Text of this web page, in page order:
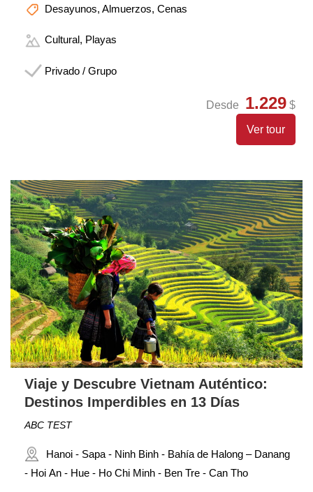
Desayunos, Almuerzos, Cenas
Cultural, Playas
Privado / Grupo
Desde 1.229 $
Ver tour
Viaje y Descubre Vietnam Auténtico:
Destinos Imperdibles en 13 Días
ABC TEST
Hanoi - Sapa - Ninh Binh - Bahía de Halong – Danang
- Hoi An - Hue - Ho Chi Minh - Ben Tre - Can Tho